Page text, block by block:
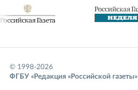
© 1998-2026
ФГБУ «Редакция «Российской газеты»